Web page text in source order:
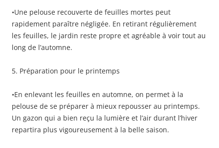
•Une pelouse recouverte de feuilles mortes peut
rapidement paraître négligée. En retirant régulièrement
les feuilles, le jardin reste propre et agréable à voir tout au
long de l’automne.
5. Préparation pour le printemps
•En enlevant les feuilles en automne, on permet à la
pelouse de se préparer à mieux repousser au printemps.
Un gazon qui a bien reçu la lumière et l’air durant l’hiver
repartira plus vigoureusement à la belle saison.